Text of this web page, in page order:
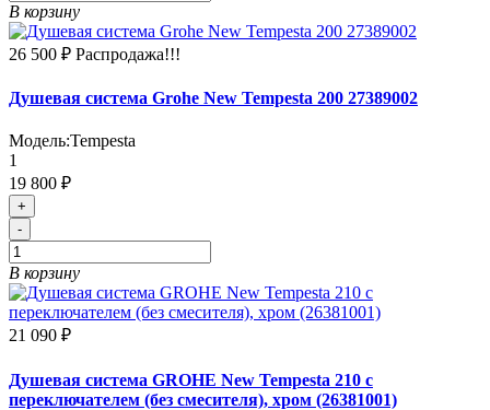
В корзину
26 500 ₽ Распродажа!!!
Душевая система Grohe New Tempesta 200 27389002
Модель:Tempesta
1
19 800 ₽
+
-
В корзину
21 090 ₽
Душевая система GROHE New Tempesta 210 с
переключателем (без смесителя), хром (26381001)